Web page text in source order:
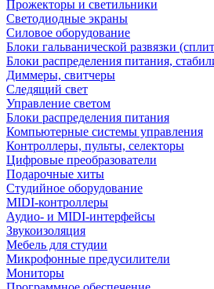
Прожекторы и светильники
Светодиодные экраны
Силовое оборудование
Блоки гальванической развязки
Блоки распределения питания,
Диммеры, свитчеры
Следящий свет
Управление светом
Блоки распределения питания
Компьютерные системы управления
Контроллеры, пульты, селекторы
Цифровые преобразователи
Подарочные хиты
Студийное оборудование
MIDI-контроллеры
Аудио- и MIDI-интерфейсы
Звукоизоляция
Мебель для студии
Микрофонные предусилители
Мониторы